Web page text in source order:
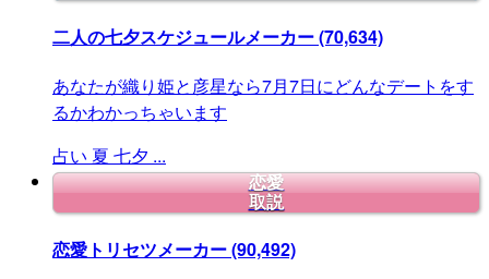
二人の七夕スケジュールメーカー(70,634)
あなたが織り姫と彦星なら7月7日にどんなデートをす
るかわかっちゃいます
占い 夏 七夕 ...
恋愛
取説
恋愛トリセツメーカー(90,492)